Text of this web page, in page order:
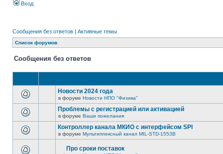
Вход
Сообщения без ответов | Активные темы
Список форумов
Сообщения без ответов
Новости 2024 года
в форуме Новости НПО "Физика"
Проблемы с регистрацией или активацией
в форуме Ваши пожелания
Контроллер канала МКИО с интерфейсом SPI
в форуме Мультиплексный канал MIL-STD-1553B
Про сроки поставок